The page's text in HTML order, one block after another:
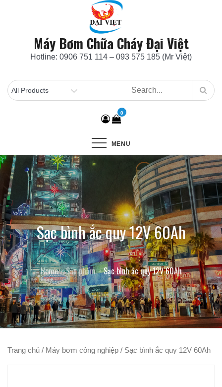
Máy Bơm Chữa Cháy Đại Việt
Hotline: 0906 751 114 – 093 575 185 (Mr Việt)
0
MENU
Sạc bình ắc quy 12V 60Ah
Home Sản phẩm Sạc bình ắc quy 12V 60Ah
Trang chủ / Máy bơm công nghiệp / Sạc bình ắc quy 12V 60Ah